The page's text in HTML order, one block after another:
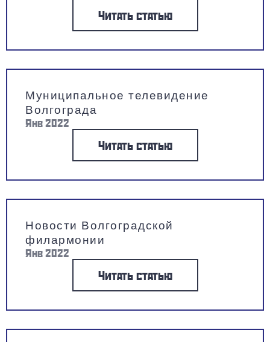
Читать статью
Муниципальное телевидение
Волгограда
Янв 2022
Читать статью
Новости Волгоградской
филармонии
Янв 2022
Читать статью